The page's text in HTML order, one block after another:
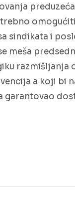
sindikata i
meša
razmišljanja
a koji bi
garantovao